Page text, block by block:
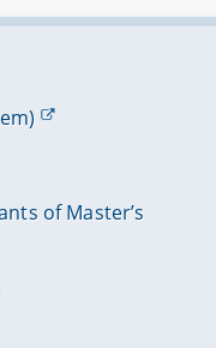
of Master’s